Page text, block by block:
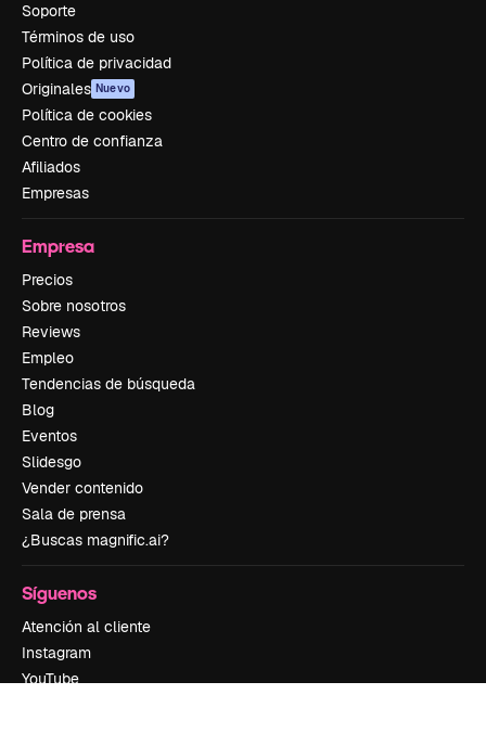
Soporte
Términos de uso
Política de privacidad
Originales Nuevo
Política de cookies
Centro de confianza
Afiliados
Empresas
Empresa
Precios
Sobre nosotros
Reviews
Empleo
Tendencias de búsqueda
Blog
Eventos
Slidesgo
Vender contenido
Sala de prensa
¿Buscas magnific.ai?
Síguenos
Atención al cliente
Instagram
YouTube